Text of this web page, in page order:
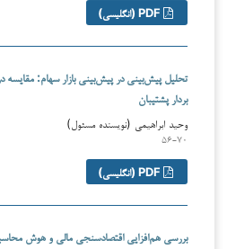
تحلیل پیش‌بینی در پیش‌بینی بازار سهام:
بردار پشتیبان
وحید ابراهیمی (نویسنده مسئول)
۵۶-۷۰
بررسی هم‌افزایی اقتصادسنجی مالی و هوش